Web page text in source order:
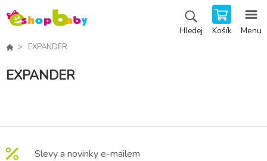
Hledej Košík Menu
EXPANDER
EXPANDER
Slevy a novinky e-mailem